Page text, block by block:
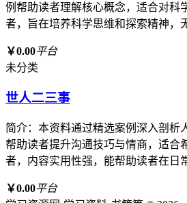
例帮助读者理解核心概念，适合对科
者，旨在培养科学思维和探索精神，
￥0.00平台
未分类
世人二三事
简介：本资料通过精选案例深入剖析
帮助读者提升沟通技巧与情商，适合
者，内容实用性强，能帮助读者在日
￥0.00平台